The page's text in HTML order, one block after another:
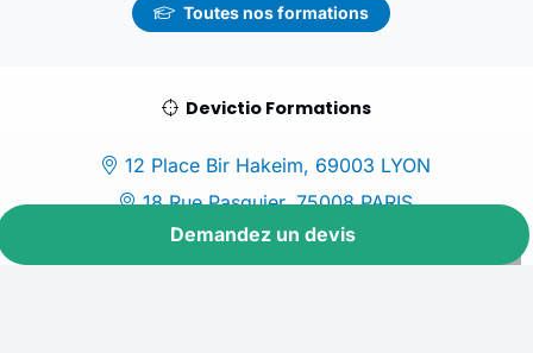
Demandez un devis
Toutes nos formations
Devictio Formations
12 Place Bir Hakeim, 69003 LYON
18 Rue Pasquier, 75008 PARIS
04 72 64 25 19